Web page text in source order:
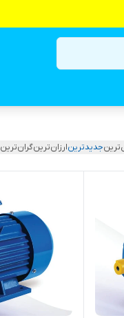
جدیدترینارزان‌ترینگران‌ترین